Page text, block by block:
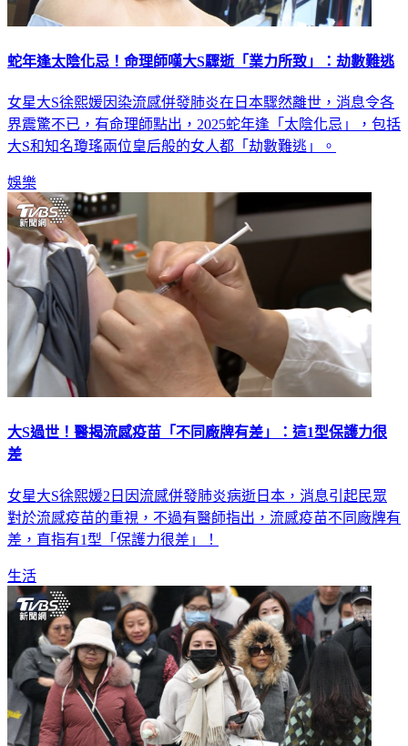
蛇年逢太陰化忌！命理師嘆大S驟逝「業力所致」：劫數難逃
女星大S徐熙媛因染流感併發肺炎在日本驟然離世，消息令各
界震驚不已，有命理師點出，2025蛇年逢「太陰化忌」，包括
大S和知名瓊瑤兩位皇后般的女人都「劫數難逃」。
娛樂
大S過世！醫揭流感疫苗「不同廠牌有差」：這1型保護力很
差
女星大S徐熙媛2日因流感併發肺炎病逝日本，消息引起民眾
對於流感疫苗的重視，不過有醫師指出，流感疫苗不同廠牌有
差，直指有1型「保護力很差」！
生活